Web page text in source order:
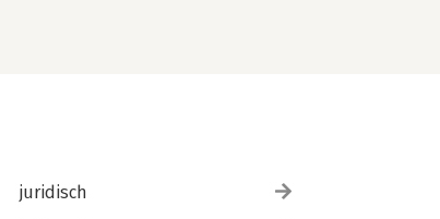
juridisch